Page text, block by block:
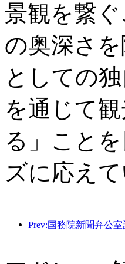
景観を繋
の奥深さ
としての
を通じて
る」こと
ズに応えて